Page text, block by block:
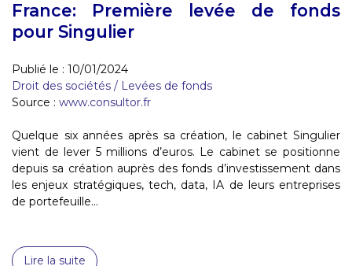
France: Première levée de fonds
pour Singulier
Publié le : 10/01/2024
Droit des sociétés / Levées de fonds
Source : www.consultor.fr
Quelque six années après sa création, le cabinet Singulier
vient de lever 5 millions d’euros. Le cabinet se positionne
depuis sa création auprès des fonds d’investissement dans
les enjeux stratégiques, tech, data, IA de leurs entreprises
de portefeuille...
Lire la suite